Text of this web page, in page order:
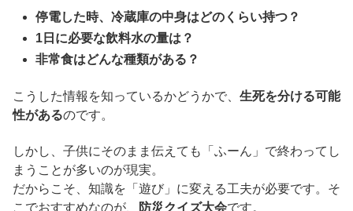
停電した時、冷蔵庫の中身はどのくらい持つ？
1日に必要な飲料水の量は？
非常食はどんな種類がある？
こうした情報を知っているかどうかで、 生死を分ける可能
性があるのです。
しかし、子供にそのまま伝えても「ふーん」で終わってし
まうことが多いのが現実。
だからこそ、知識を「遊び」に変える工夫が必要です。そ
こでおすすめなのが、
防災クイズ大会です。